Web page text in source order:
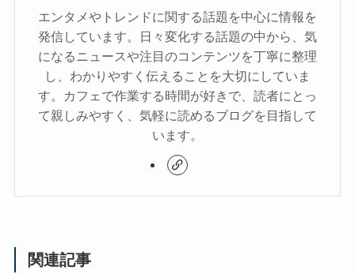
エンタメやトレンドに関する話題を中心に情報を
発信しています。日々変化する話題の中から、気
になるニュースや注目のコンテンツを丁寧に整理
し、わかりやすく伝えることを大切にしていま
す。カフェで作業する時間が好きで、読者にとっ
て親しみやすく、気軽に読めるブログを目指して
います。
関連記事